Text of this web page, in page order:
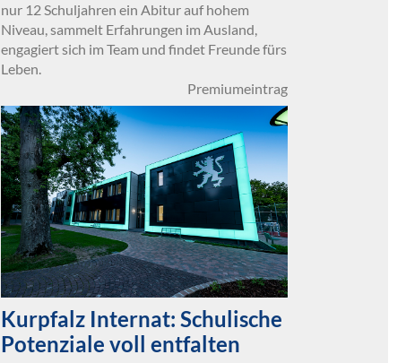
nur 12 Schuljahren ein Abitur auf hohem
Niveau, sammelt Erfahrungen im Ausland,
engagiert sich im Team und findet Freunde fürs
Leben.
Premiumeintrag
Kurpfalz Internat: Schulische
Potenziale voll entfalten